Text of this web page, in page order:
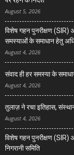
August 5, 2026
विशेष गहन पुनरीक्षण (SIR)
समस्याओं के समाधान हेतु
August 4, 2026
संवाद ही हर समस्या के
August 4, 2026
तुलाज़ ने रचा इतिहास,
August 4, 2026
विशेष गहन पुनरीक्षण (SIR)
निगरानी समिति